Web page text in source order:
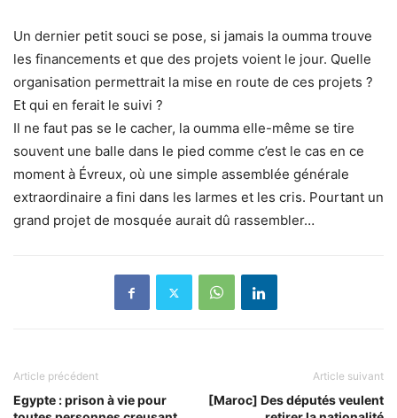
Un dernier petit souci se pose, si jamais la oumma trouve
les financements et que des projets voient le jour. Quelle
organisation permettrait la mise en route de ces projets ?
Et qui en ferait le suivi ?
Il ne faut pas se le cacher, la oumma elle-même se tire
souvent une balle dans le pied comme c’est le cas en ce
moment à Évreux, où une simple assemblée générale
extraordinaire a fini dans les larmes et les cris. Pourtant un
grand projet de mosquée aurait dû rassembler…
Article précédent
Egypte : prison à vie pour
Article suivant
[Maroc] Des députés veulent